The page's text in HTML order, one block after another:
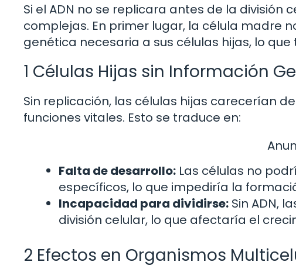
Si el ADN no se replicara antes de la
complejas. En primer lugar, la célula madre
genética necesaria a sus células hijas, lo
1 Células Hijas sin Información
Sin replicación, las células hijas carecerían
funciones vitales. Esto se traduce en:
Falta de desarrollo: Las células no
específicos, lo que impediría la
Incapacidad para dividirse: Sin ADN,
división celular, lo que afectaría el
2 Efectos en Organismos